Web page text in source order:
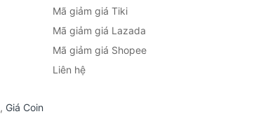
Mã giảm giá Tiki
Mã giảm giá Lazada
Mã giảm giá Shopee
Liên hệ
, Giá Coin